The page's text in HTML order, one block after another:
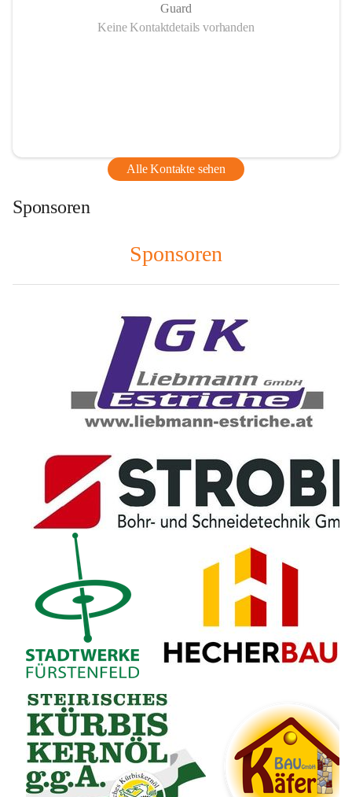
Guard
Keine Kontaktdetails vorhanden
Alle Kontakte sehen
Sponsoren
Sponsoren